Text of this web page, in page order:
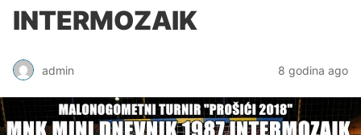
INTERMOZAIK
admin 8 godina ago